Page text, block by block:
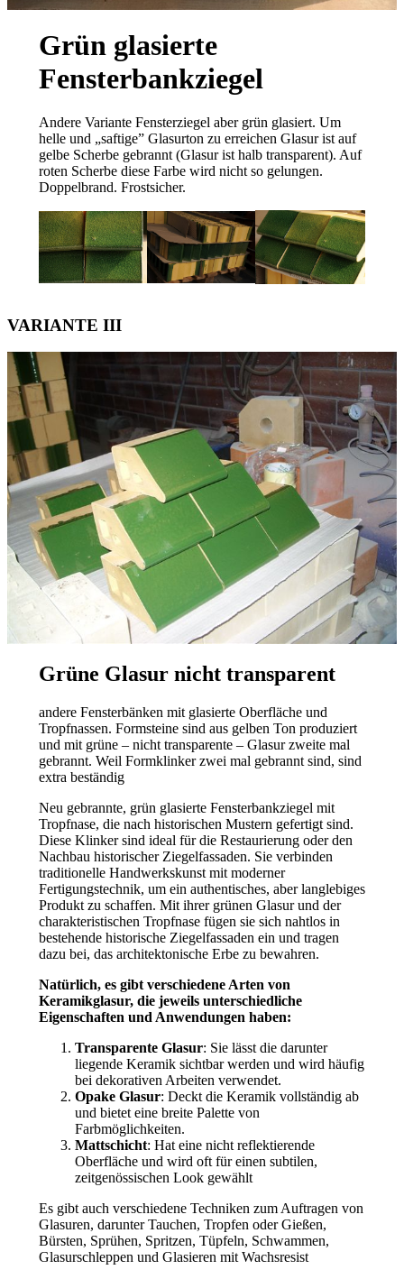
Grün glasierte
Fensterbankziegel
Andere Variante Fensterziegel aber grün glasiert. Um
helle und „saftige” Glasurton zu erreichen Glasur ist auf
gelbe Scherbe gebrannt (Glasur ist halb transparent). Auf
roten Scherbe diese Farbe wird nicht so gelungen.
Doppelbrand. Frostsicher.
VARIANTE III
Grüne Glasur nicht transparent
andere Fensterbänken mit glasierte Oberfläche und
Tropfnassen. Formsteine sind aus gelben Ton produziert
und mit grüne – nicht transparente – Glasur zweite mal
gebrannt. Weil Formklinker zwei mal gebrannt sind, sind
extra beständig
Neu gebrannte, grün glasierte Fensterbankziegel mit
Tropfnase, die nach historischen Mustern gefertigt sind.
Diese Klinker sind ideal für die Restaurierung oder den
Nachbau historischer Ziegelfassaden. Sie verbinden
traditionelle Handwerkskunst mit moderner
Fertigungstechnik, um ein authentisches, aber langlebiges
Produkt zu schaffen. Mit ihrer grünen Glasur und der
charakteristischen Tropfnase fügen sie sich nahtlos in
bestehende historische Ziegelfassaden ein und tragen
dazu bei, das architektonische Erbe zu bewahren.
Natürlich, es gibt verschiedene Arten von
Keramikglasur, die jeweils unterschiedliche
Eigenschaften und Anwendungen haben:
Transparente Glasur: Sie lässt die darunter
liegende Keramik sichtbar werden und wird häufig
bei dekorativen Arbeiten verwendet.
Opake Glasur: Deckt die Keramik vollständig ab
und bietet eine breite Palette von
Farbmöglichkeiten.
Mattschicht: Hat eine nicht reflektierende
Oberfläche und wird oft für einen subtilen,
zeitgenössischen Look gewählt
Es gibt auch verschiedene Techniken zum Auftragen von
Glasuren, darunter Tauchen, Tropfen oder Gießen,
Bürsten, Sprühen, Spritzen, Tüpfeln, Schwammen,
Glasurschleppen und Glasieren mit Wachsresist